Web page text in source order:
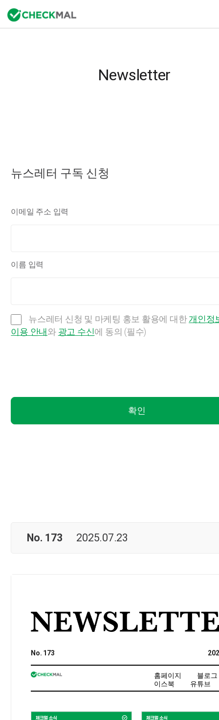
Newsletter
뉴스레터 구독 신청
이메일 주소 입력
이름 입력
뉴스레터 신청 및 마케팅 홍보 활용에 대한개인정
이용 안내 와 광고 수신에 동의 (필수)
확인
No. 173 2025.07.23
No. 173
홈페이지
블로그
이스북
유튜브